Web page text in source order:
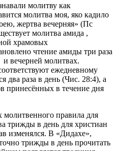
молитву как
молитва моя, яко кадило
жертва вечерняя» (Пс
молитва амида ,
храмовых
чтение амиды три раза
вечерней молитвах.
ежедневному
раза в день (Чис. 28:4), а
принесённых в течение дня
молитвенного правила для
трижды в день для христиан
изменялся. В «Дидахе»,
трижды в день прочитать